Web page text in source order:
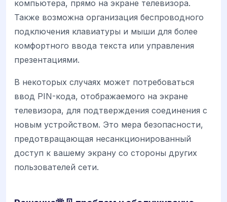
компьютера, прямо на экране телевизора.
Также возможна организация беспроводного
подключения клавиатуры и мыши для более
комфортного ввода текста или управления
презентациями.
В некоторых случаях может потребоваться
ввод PIN-кода, отображаемого на экране
телевизора, для подтверждения соединения с
новым устройством. Это мера безопасности,
предотвращающая несанкционированный
доступ к вашему экрану со стороны других
пользователей сети.